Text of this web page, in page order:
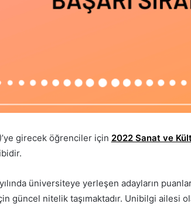
girecek öğrenciler için 2022 Sanat ve
üniversiteye yerleşen adayların
güncel nitelik taşımaktadır. Unibilgi ailesi